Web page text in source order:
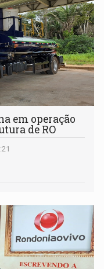
em operação
de RO